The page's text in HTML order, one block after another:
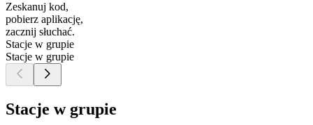
Zeskanuj kod,
pobierz aplikację,
zacznij słuchać.
Stacje w grupie
Stacje w grupie
Stacje w grupie